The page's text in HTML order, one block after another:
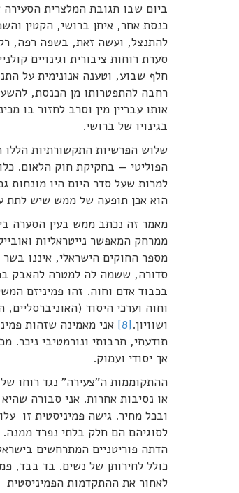
ביום שבו תגובת המלצרית
כנסת אחר, איתן ברושי, הקטין
להתנצל, ועשה זאת, בשפה רפה,
סערת רוחות ציבורית וגינויים
חלף שבוע, וטענה אנונימית על
רחבה להתפטרותו מן הכנסת,
אותו עבריין מין וסרב לחזור בו
בגינויו של ברושי.
שלוש הפרשיות התקשורתיות
הפוליטי — בחקיקת חוק הלאום.
למרות שעל סדר היום היו
הוא אכן תופעה של ממש שיש לתת
מאמר זה נכתב ממש בעין הסערה
ממרחק המאפשר נייטראליות
מספר החוקים הישראלי, איננו
סדורה, ששמה לה למטרה להאבק
בכבוד אדם וחוה. זהו פמיניזם
ושוויון.[8]
אני מאמינה שזהות
תודעתי, תרבותי ונורמטיבי ניכר.
אך יסודי ועמוק.
ההתקוממות ה"צעירה" נגד רוחו
או נסיבות אחרות. אני סבורה
ובכל מחיר. גישה פמיניסטית זו
לסוגיהם הם חלק בלתי נפרד ממנה.
הדתה פוריטניים המתרחשים
כולל לחירותן של נשים. בד בבד,
לאחור את ההתקדמות